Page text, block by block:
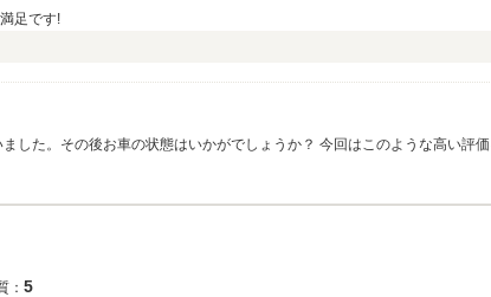
足です!
した。その後お車の状態はいかがでしょうか？ 今回はこのような高い評
： 5